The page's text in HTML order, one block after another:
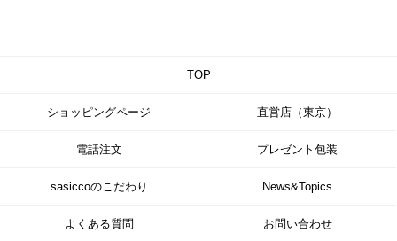
TOP
ショッピングページ 直営店（東京）
電話注文 プレゼント包装
sasiccoのこだわり News&Topics
よくある質問 お問い合わせ